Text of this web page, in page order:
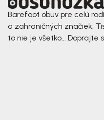
Barefoot obuv pre celú
a zahraničných značiek.
to nie je všetko... Doprajte